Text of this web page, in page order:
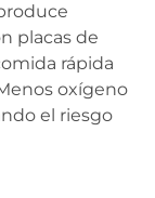
placas de
rápida
oxígeno
el riesgo